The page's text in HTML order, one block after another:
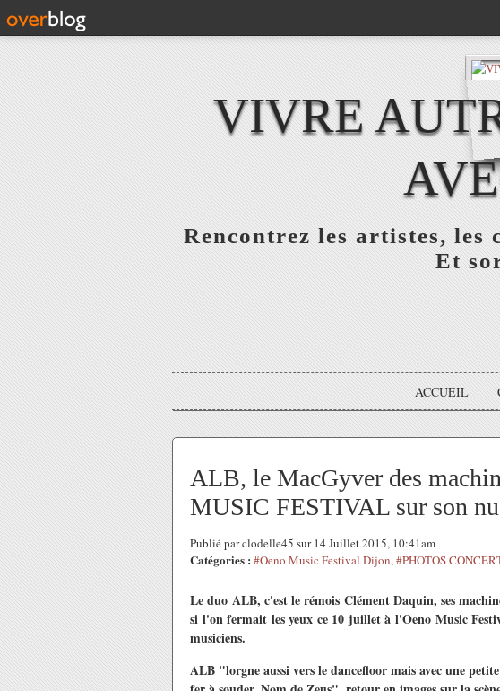
VIVRE
Rencontrez les artistes, les
Et
ACCUEIL
ALB, le MacGyver des
MUSIC FESTIVAL sur son
Publié par clodelle45 sur 14 Juillet 2015, 10:41am
Catégories : #Oeno Music Festival Dijon,#PHOTOS
Le duo ALB, c'est le rémois Clément Daquin, ses
si l'on fermait les yeux ce 10 juillet à l'Oeno Music
musiciens.
ALB "lorgne aussi vers le dancefloor mais avec une